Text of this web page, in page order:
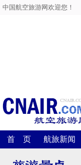
中国航空旅游网欢迎您！
首 页 航旅新闻